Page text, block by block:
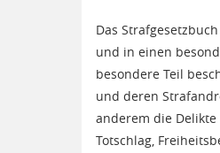
Das
und in einen
besondere Teil
und deren
anderem die
Totschlag,